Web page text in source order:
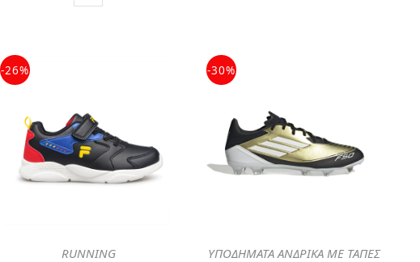
-26%
RUNNING
-30%
ΥΠΟΔΗΜΑΤΑ ΑΝΔΡΙΚΑ ΜΕ ΤΑΠΕΣ